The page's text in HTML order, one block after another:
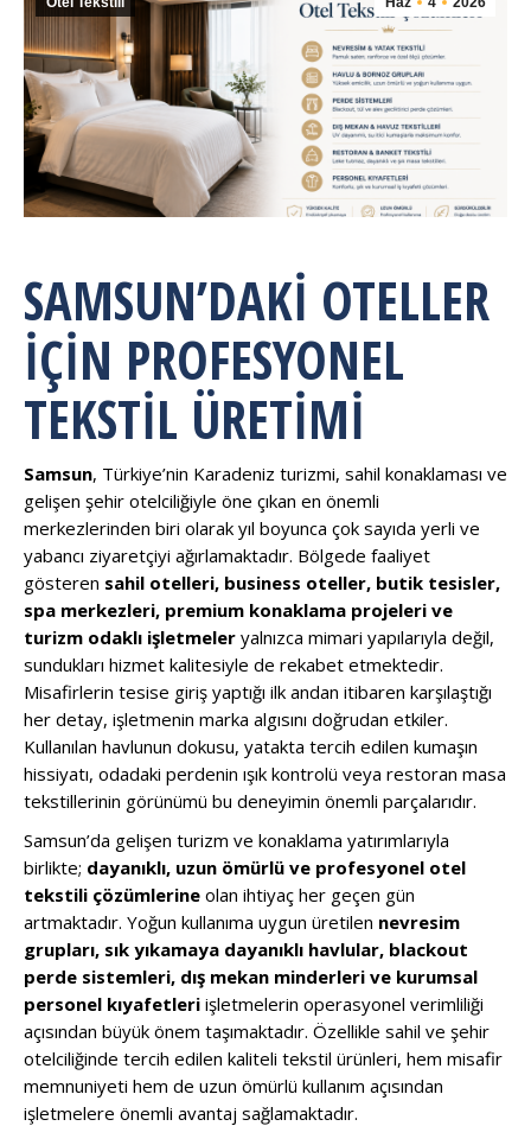
SAMSUN’DAKI OTELLER
İÇIN PROFESYONEL
TEKSTIL ÜRETIMI
Samsun, Türkiye’nin Karadeniz turizmi, sahil konaklaması ve
gelişen şehir otelciliğiyle öne çıkan en önemli
merkezlerinden biri olarak yıl boyunca çok sayıda yerli ve
yabancı ziyaretçiyi ağırlamaktadır. Bölgede faaliyet
gösteren sahil otelleri, business oteller, butik tesisler,
spa merkezleri, premium konaklama projeleri ve
turizm odaklı işletmeler yalnızca mimari yapılarıyla değil,
sundukları hizmet kalitesiyle de rekabet etmektedir.
Misafirlerin tesise giriş yaptığı ilk andan itibaren karşılaştığı
her detay, işletmenin marka algısını doğrudan etkiler.
Kullanılan havlunun dokusu, yatakta tercih edilen kumaşın
hissiyatı, odadaki perdenin ışık kontrolü veya restoran masa
tekstillerinin görünümü bu deneyimin önemli parçalarıdır.
Samsun’da gelişen turizm ve konaklama yatırımlarıyla
birlikte; dayanıklı, uzun ömürlü ve profesyonel otel
tekstili çözümlerine olan ihtiyaç her geçen gün
artmaktadır. Yoğun kullanıma uygun üretilen nevresim
grupları, sık yıkamaya dayanıklı havlular, blackout
perde sistemleri, dış mekan minderleri ve kurumsal
personel kıyafetleri işletmelerin operasyonel verimliliği
açısından büyük önem taşımaktadır. Özellikle sahil ve şehir
otelciliğinde tercih edilen kaliteli tekstil ürünleri, hem misafir
memnuniyeti hem de uzun ömürlü kullanım açısından
işletmelere önemli avantaj sağlamaktadır.